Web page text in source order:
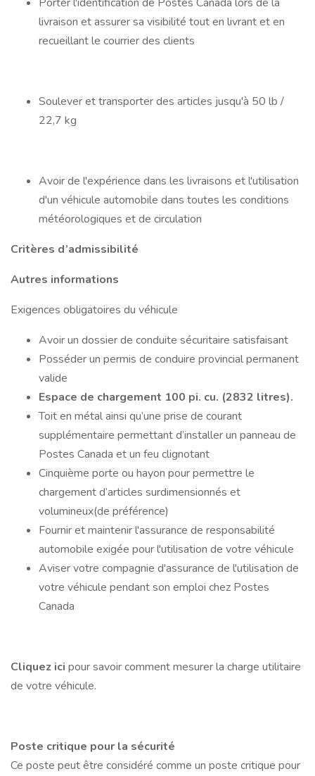
livraison et assurer sa visibilité tout en livrant et en
recueillant le courrier des clients
Soulever et transporter des articles jusqu'à 50 lb /
22,7 kg
Avoir de l'expérience dans les livraisons et l'utilisation
d'un véhicule automobile dans toutes les conditions
météorologiques et de circulation
Critères d’admissibilité
Autres informations
Exigences obligatoires du véhicule
Avoir un dossier de conduite sécuritaire satisfaisant
Posséder un permis de conduire provincial permanent
valide
Espace de chargement 100 pi. cu. (2832 litres).
Toit en métal ainsi qu’une prise de courant
supplémentaire permettant d’installer un panneau de
Postes Canada et un feu clignotant
Cinquième porte ou hayon pour permettre le
chargement d’articles surdimensionnés et
volumineux(de préférence)
Fournir et maintenir l'assurance de responsabilité
automobile exigée pour l'utilisation de votre véhicule
Aviser votre compagnie d'assurance de l'utilisation de
votre véhicule pendant son emploi chez Postes
Canada
Cliquez ici pour savoir comment mesurer la charge utilitaire
de votre véhicule.
Poste critique pour la sécurité
Ce poste peut être considéré comme un poste critique pour